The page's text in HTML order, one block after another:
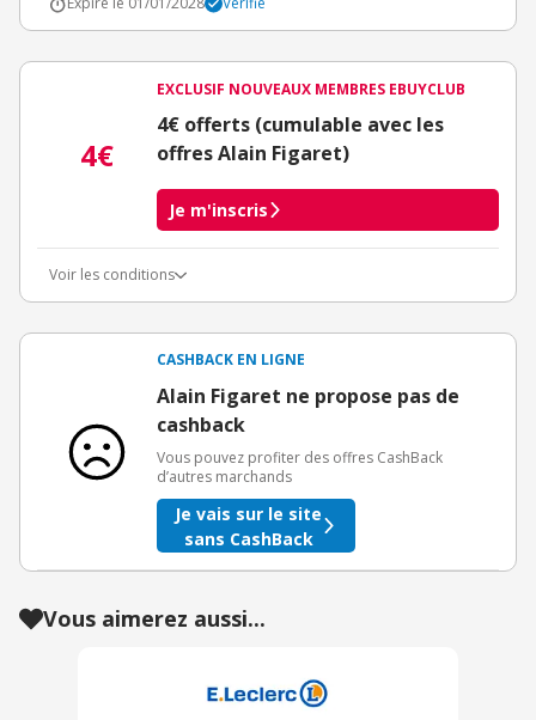
4€
EXCLUSIF NOUVEAUX MEMBRES EBUYCLUB
4€ offerts (cumulable avec les
offres Alain Figaret)
Je m'inscris
Voir les conditions
3€ de bienvenue crédités immédiatement + 1€ supplémentaire
Offre réservée à une toute première inscription chez eBuyClub.
CASHBACK EN LIGNE
Alain Figaret ne propose pas de
cashback
Vous pouvez profiter des offres CashBack
d’autres marchands
Je vais sur le site
sans CashBack
Vous aimerez aussi...